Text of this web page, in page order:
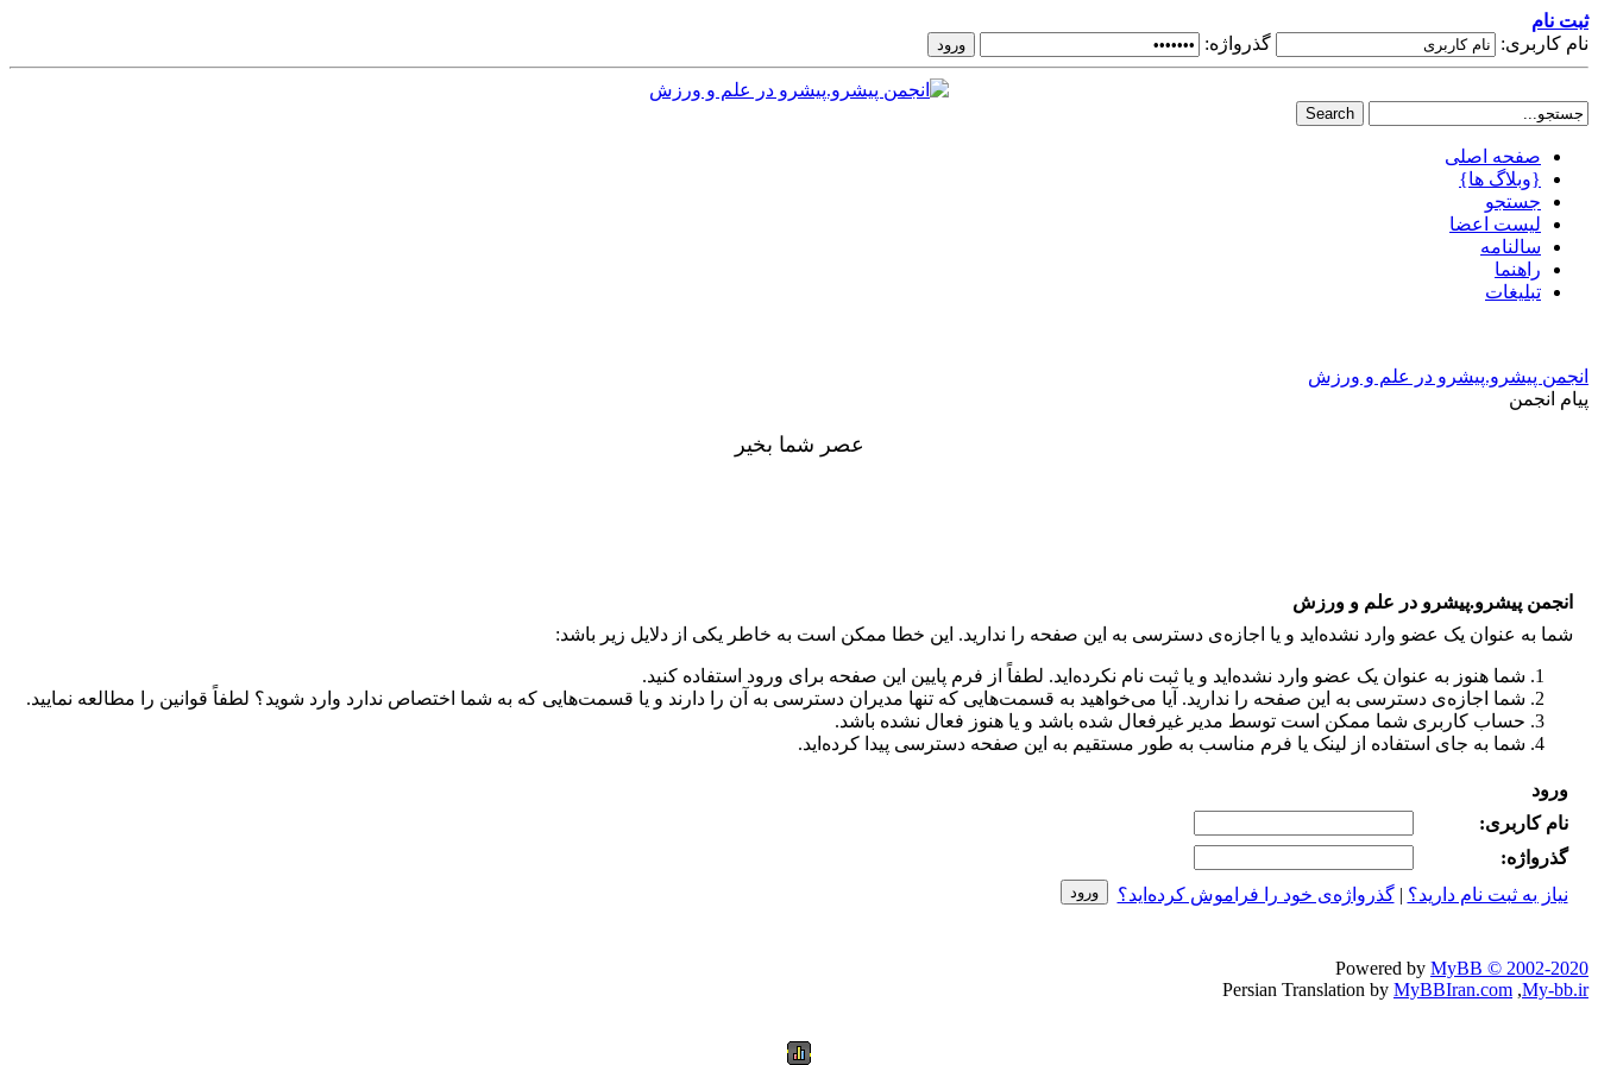
ثبت نام
نام کاربری:
گذرواژه:
صفحه اصلی
{وبلاگ ها}
جستجو
لیست اعضا
سالنامه
راهنما
تبلیغات
انجمن پیشرو.پیشرو در علم و ورزش
پیام انجمن
عصر شما بخير
انجمن پیشرو.پیشرو در علم و ورزش
شما به عنوان یک عضو وارد نشده‌اید و یا اجازه‌ی دسترسی به این صفحه را ندارید. این خطا ممکن است به خاطر یکی از دلایل زیر باشد:
شما هنوز به عنوان یک عضو وارد نشده‌اید و یا ثبت نام نکرده‌اید. لطفاً از فرم پایین این صفحه برای ورود استفاده کنید.
شما اجازه‌ی دسترسی به این صفحه را ندارید. آیا می‌خواهید به قسمت‌هایی که تنها مدیران دسترسی به آن را دارند و یا قسمت‌هایی که به شما اختصاص ندارد وارد شوید؟ لطفاً قوانین را مطالعه نمایید.
حساب کاربری شما ممکن است توسط مدیر غیرفعال شده باشد و یا هنوز فعال نشده باشد.
شما به جای استفاده از لینک یا فرم مناسب به طور مستقیم به این صفحه دسترسی پیدا کرده‌اید.
ورود
نام کاربری:
گذرواژه‌:
نیاز به ثبت نام دارید؟ |گذرواژه‌ی خود را فراموش کرده‌اید؟
Powered by MyBB © 2002-2020
Persian Translation by MyBBIran.com ,My-bb.ir